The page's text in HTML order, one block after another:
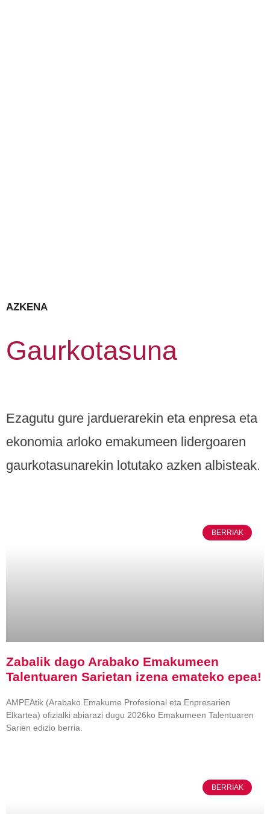
AZKENA
Gaurkotasuna
Ezagutu gure jarduerarekin eta enpresa eta
ekonomia arloko emakumeen lidergoaren
gaurkotasunarekin lotutako azken albisteak.
BERRIAK
Zabalik dago Arabako Emakumeen
Talentuaren Sarietan izena emateko epea!
AMPEAtik (Arabako Emakume Profesional eta Enpresarien
Elkartea) ofizialki abiarazi dugu 2026ko Emakumeen Talentuaren
Sarien edizio berria.
BERRIAK